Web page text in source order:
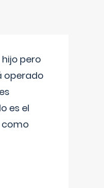
pero
operado
es el